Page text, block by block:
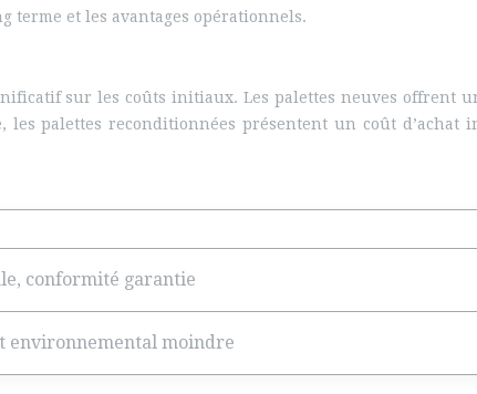
terme et les avantages opérationnels.
sur les coûts initiaux. Les palettes neuves offrent
palettes reconditionnées présentent un coût d’achat
conformité garantie
environnemental moindre